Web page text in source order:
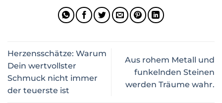
Herzensschätze: Warum
Dein wertvollster
Schmuck nicht immer
der teuerste ist
Aus rohem Metall und
funkelnden Steinen
werden Träume wahr.